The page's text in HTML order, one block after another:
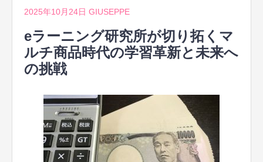
2025年10月24日 GIUSEPPE
eラーニング研究所が切り拓くマ
ルチ商品時代の学習革新と未来へ
の挑戦